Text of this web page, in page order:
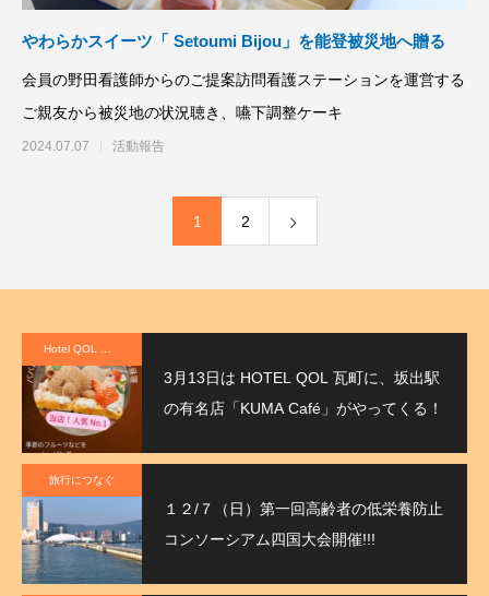
やわらかスイーツ「 Setoumi Bijou」を能登被災地へ贈る
会員の野田看護師からのご提案訪問看護ステーションを運営する
ご親友から被災地の状況聴き、嚥下調整ケーキ
2024.07.07 活動報告
1 2
3月13日は HOTEL QOL 瓦町に、坂出駅
の有名店「KUMA Café」がやってくる！
旅行につなぐ
１２/７（日）第一回高齢者の低栄養防止
コンソーシアム四国大会開催!!!